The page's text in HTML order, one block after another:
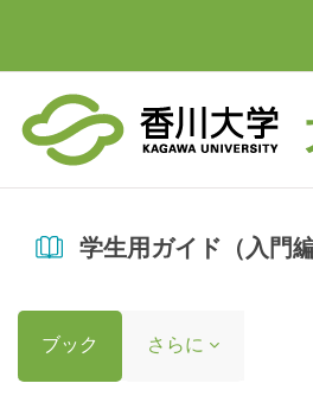
学生用ガイド（入門編
ブック さらに